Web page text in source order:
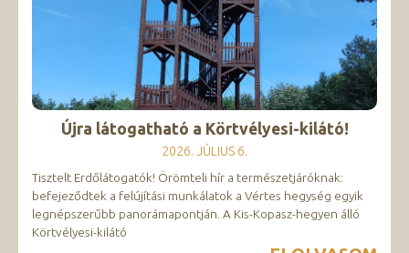
Újra látogatható a Körtvélyesi-kilátó!
2026. JÚLIUS 6.
Tisztelt Erdőlátogatók! Örömteli hír a természetjáróknak:
befejeződtek a felújítási munkálatok a Vértes hegység egyik
legnépszerűbb panorámapontján. A Kis-Kopasz-hegyen álló
Körtvélyesi-kilátó